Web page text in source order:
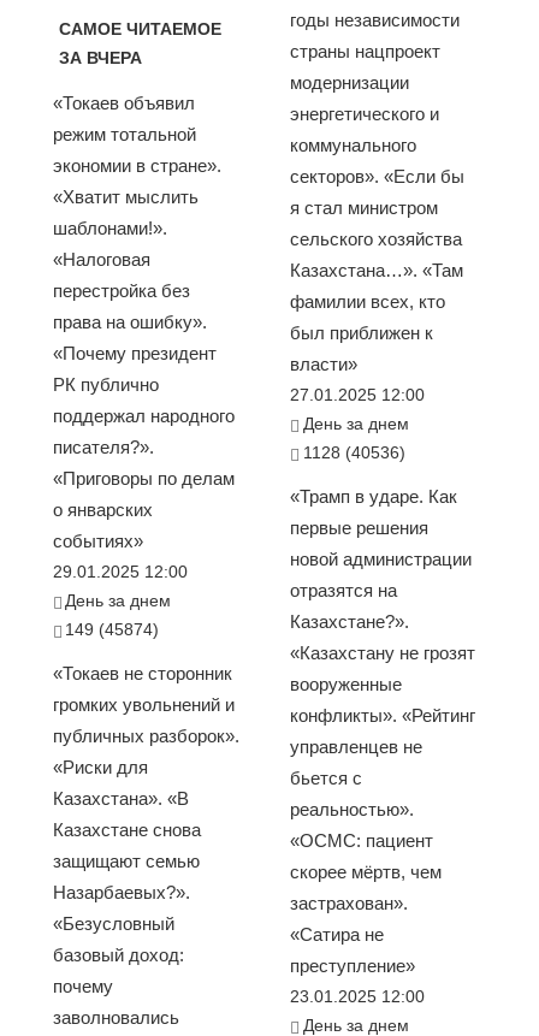
САМОЕ ЧИТАЕМОЕ
ЗА ВЧЕРА
«Токаев объявил
режим тотальной
экономии в стране».
«Хватит мыслить
шаблонами!».
«Налоговая
перестройка без
права на ошибку».
«Почему президент
РК публично
поддержал народного
писателя?».
«Приговоры по делам
о январских
событиях»
29.01.2025 12:00
День за днем
149 (45874)
«Токаев не сторонник
громких увольнений и
публичных разборок».
«Риски для
Казахстана». «В
Казахстане снова
защищают семью
Назарбаевых?».
«Безусловный
базовый доход:
почему
заволновались
годы независимости
страны нацпроект
модернизации
энергетического и
коммунального
секторов». «Если бы
я стал министром
сельского хозяйства
Казахстана…». «Там
фамилии всех, кто
был приближен к
власти»
27.01.2025 12:00
День за днем
1128 (40536)
«Трамп в ударе. Как
первые решения
новой администрации
отразятся на
Казахстане?».
«Казахстану не грозят
вооруженные
конфликты». «Рейтинг
управленцев не
бьется с
реальностью».
«ОСМС: пациент
скорее мёртв, чем
застрахован».
«Сатира не
преступление»
23.01.2025 12:00
День за днем